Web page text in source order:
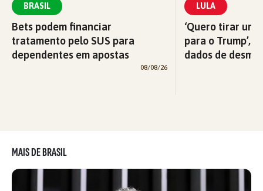
BRASIL
Bets podem financiar
tratamento pelo SUS para
dependentes em apostas
08/08/26
LULA
‘Quero tirar
para o Trump’,
dados de
MAIS DE BRASIL